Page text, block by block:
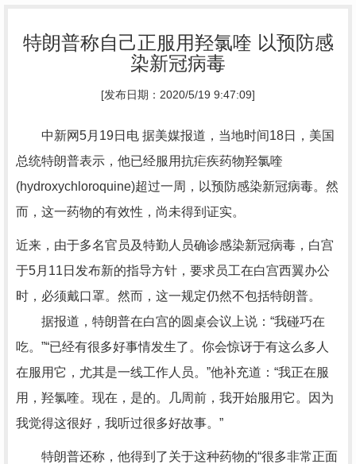
特朗普称自己正服用羟氯喹 以预防感
染新冠病毒
[发布日期：2020/5/19 9:47:09]
中新网5月19日电 据美媒报道，当地时间18日，美国
总统特朗普表示，他已经服用抗疟疾药物羟氯喹
(hydroxychloroquine)超过一周，以预防感染新冠病毒。然
而，这一药物的有效性，尚未得到证实。
近来，由于多名官员及特勤人员确诊感染新冠病毒，白宫
于5月11日发布新的指导方针，要求员工在白宫西翼办公
时，必须戴口罩。然而，这一规定仍然不包括特朗普。
据报道，特朗普在白宫的圆桌会议上说：“我碰巧在
吃。”“已经有很多好事情发生了。你会惊讶于有这么多人
在服用它，尤其是一线工作人员。”他补充道：“我正在服
用，羟氯喹。现在，是的。几周前，我开始服用它。因为
我觉得这很好，我听过很多好故事。”
特朗普还称，他得到了关于这种药物的“很多非常正面